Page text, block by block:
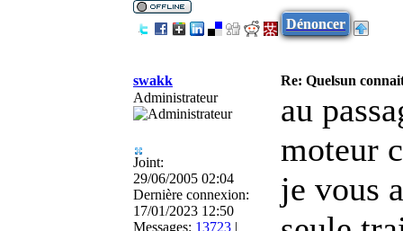
Dénoncer
swakk
Re: Quelsun
Administrateur
Joint:
29/06/2005 02:04
Dernière connexion:
17/01/2023 12:50
Messages: 13723 |
au
moteur
je vous